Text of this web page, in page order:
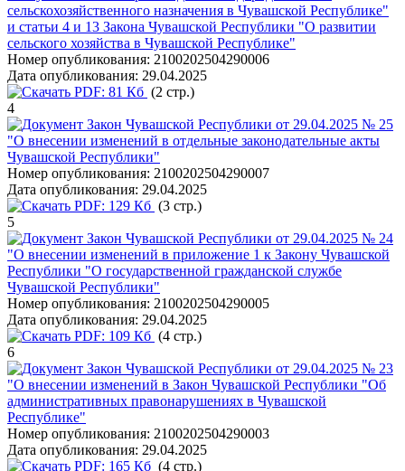
сельскохозяйственного назначения в Чувашской Республике"
и статьи 4 и 13 Закона Чувашской Республики "О развитии
сельского хозяйства в Чувашской Республике"
Номер опубликования: 2100202504290006
Дата опубликования: 29.04.2025
PDF: 81 Кб (2 стр.)
4
Закон Чувашской Республики от 29.04.2025 № 25
"О внесении изменений в отдельные законодательные акты
Чувашской Республики"
Номер опубликования: 2100202504290007
Дата опубликования: 29.04.2025
PDF: 129 Кб (3 стр.)
5
Закон Чувашской Республики от 29.04.2025 № 24
"О внесении изменений в приложение 1 к Закону Чувашской
Республики "О государственной гражданской службе
Чувашской Республики"
Номер опубликования: 2100202504290005
Дата опубликования: 29.04.2025
PDF: 109 Кб (4 стр.)
6
Закон Чувашской Республики от 29.04.2025 № 23
"О внесении изменений в Закон Чувашской Республики "Об
административных правонарушениях в Чувашской
Республике"
Номер опубликования: 2100202504290003
Дата опубликования: 29.04.2025
PDF: 165 Кб (4 стр.)